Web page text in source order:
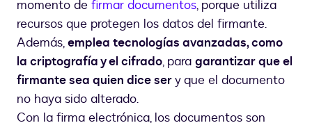
momento de firmar documentos, porque utiliza
recursos que protegen los datos del firmante.
Además,emplea tecnologías avanzadas, como
la criptografía y el cifrado, para garantizar que el
firmante sea quien dice sery que el documento
no haya sido alterado.
Con la firma electrónica, los documentos son